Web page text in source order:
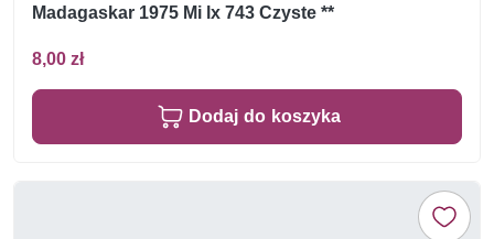
Madagaskar 1975 Mi lx 743 Czyste **
8,00 zł
Dodaj do koszyka